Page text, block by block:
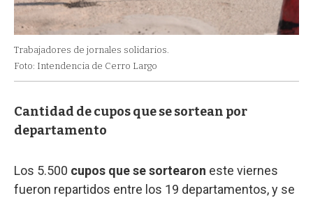
Trabajadores de jornales solidarios.
Foto: Intendencia de Cerro Largo
Cantidad de cupos que se sortean por
departamento
Los 5.500 cupos que se sortearon este viernes
fueron repartidos entre los 19 departamentos, y se